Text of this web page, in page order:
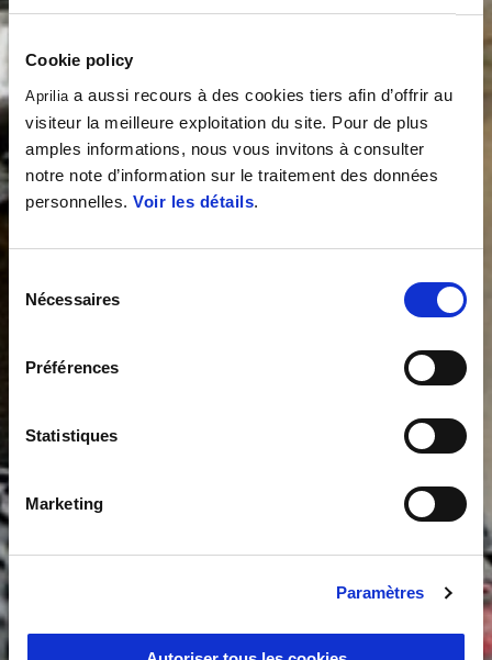
Cookie policy
Aprilia a aussi recours à des cookies tiers afin d’offrir au
visiteur la meilleure exploitation du site. Pour de plus
amples informations, nous vous invitons à consulter
notre note d’information sur le traitement des données
personnelles. Voir les détails.
Nécessaires
Préférences
Statistiques
Marketing
Paramètres